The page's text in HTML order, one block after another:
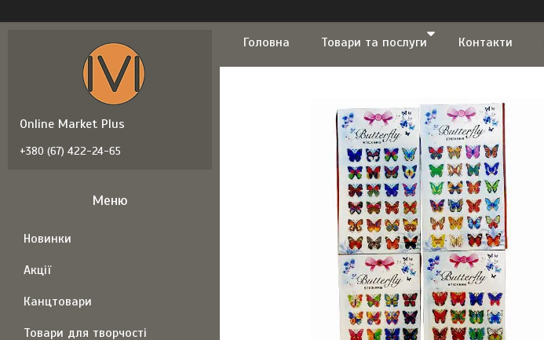
Головна Товари та послуги Контакти
Online Market Plus
+380 (67) 422-24-65
Новинки
Акції
Канцтовари
Товари для творчості